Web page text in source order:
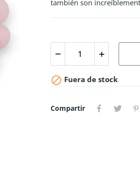
también son
 Fuera de stock
Compartir